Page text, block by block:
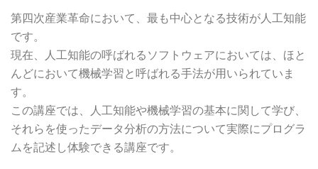
第四次産業革命において、最も中心となる技術が人工知能
です。
現在、人工知能の呼ばれるソフトウェアにおいては、ほと
んどにおいて機械学習と呼ばれる手法が用いられていま
す。
この講座では、人工知能や機械学習の基本に関して学び、
それらを使ったデータ分析の方法について実際にプログラ
ムを記述し体験できる講座です。